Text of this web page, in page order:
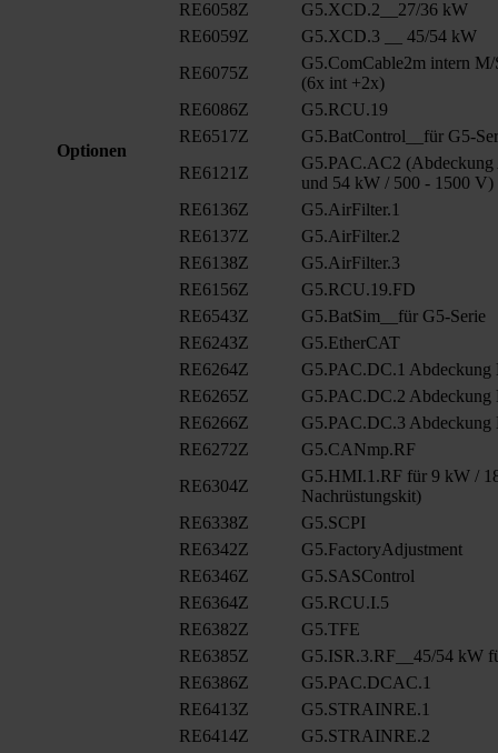
Optionen
RE6058Z
G5.XCD.2__27/36 kW
RE6059Z
G5.XCD.3 __ 45/54 kW
RE6075Z
G5.ComCable2m intern
(6x int +2x)
RE6086Z
G5.RCU.19
RE6517Z
G5.BatControl__für G5-
RE6121Z
G5.PAC.AC2
und 54 kW / 500 - 1500 V)
RE6136Z
G5.AirFilter.1
RE6137Z
G5.AirFilter.2
RE6138Z
G5.AirFilter.3
RE6156Z
G5.RCU.19.FD
RE6543Z
G5.BatSim__für G5-Serie
RE6243Z
G5.EtherCAT
RE6264Z
G5.PAC.DC.1
RE6265Z
G5.PAC.DC.2
RE6266Z
G5.PAC.DC.3
RE6272Z
G5.CANmp.RF
RE6304Z
G5.HMI.1.RF für 9 kW /
Nachrüstungskit)
RE6338Z
G5.SCPI
RE6342Z
G5.FactoryAdjustment
RE6346Z
G5.SASControl
RE6364Z
G5.RCU.I.5
RE6382Z
G5.TFE
RE6385Z
G5.ISR.3.RF__45/54 kW
RE6386Z
G5.PAC.DCAC.1
RE6413Z
G5.STRAINRE.1
RE6414Z
G5.STRAINRE.2